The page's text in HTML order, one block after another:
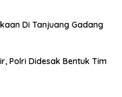
Di Tanjuang Gadang
Polri Didesak Bentuk Tim